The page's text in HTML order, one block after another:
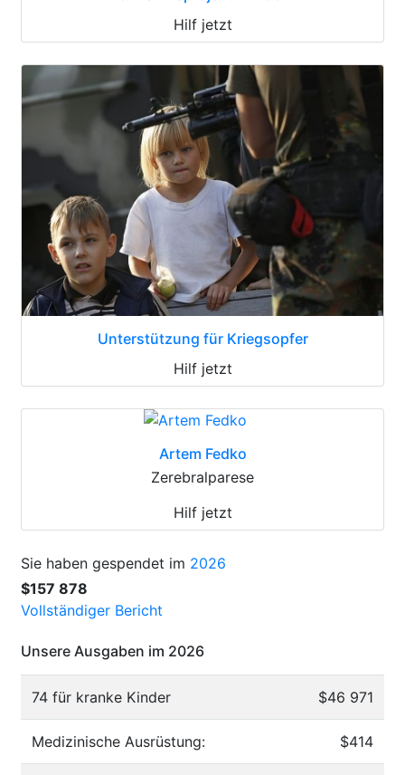
Hilf jetzt
Unterstützung für Kriegsopfer
Hilf jetzt
Artem Fedko
Zerebralparese
Hilf jetzt
Sie haben gespendet im 2026
$157 878
Vollständiger Bericht
Unsere Ausgaben im 2026
74 für kranke Kinder $46 971
Medizinische Ausrüstung: $414